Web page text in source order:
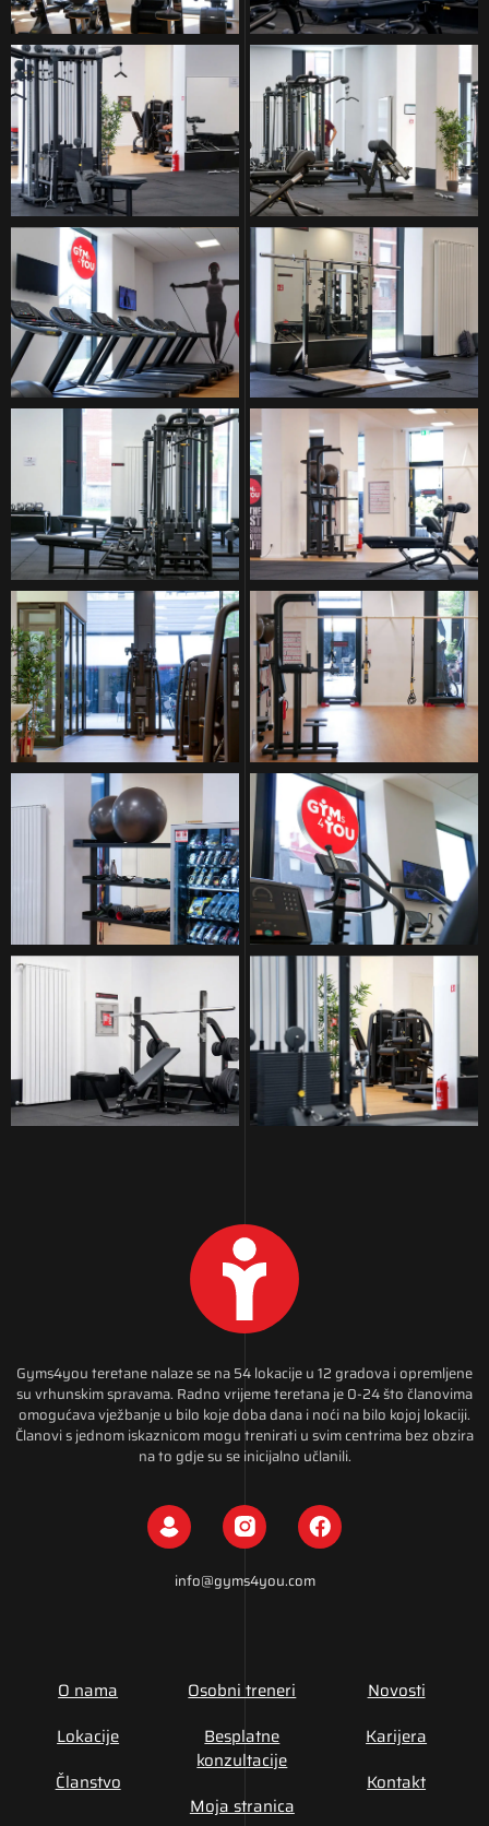
Gyms4you teretane nalaze se na 54 lokacije u 12 gradova i opremljene
su vrhunskim spravama. Radno vrijeme teretana je 0-24 što članovima
omogućava vježbanje u bilo koje doba dana i noći na bilo kojoj lokaciji.
Članovi s jednom iskaznicom mogu trenirati u svim centrima bez obzira
na to gdje su se inicijalno učlanili.
info@gyms4you.com
O nama
Lokacije
Članstvo
Osobni treneri
Besplatne
konzultacije
Moja stranica
Novosti
Karijera
Kontakt